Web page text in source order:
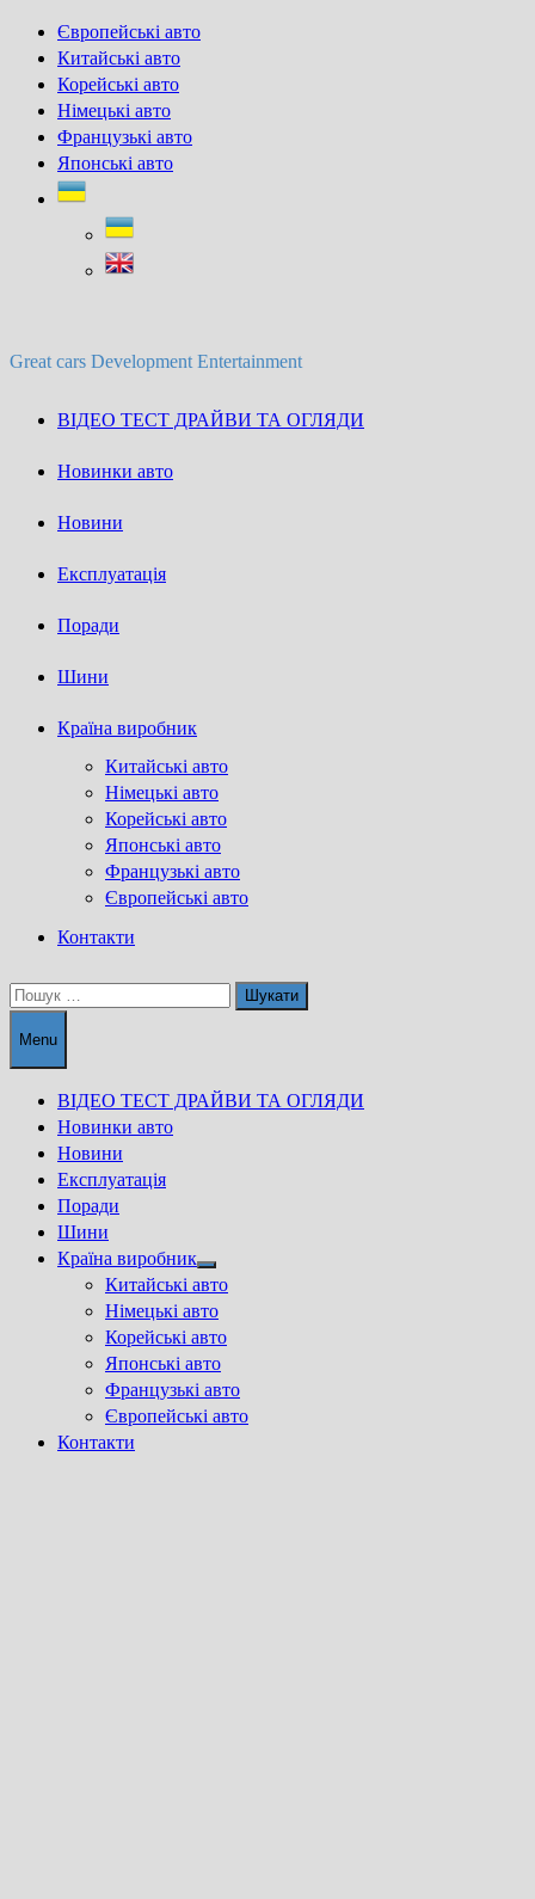
Skip
content
Європейські авто
Китайські авто
Корейські авто
Німецькі авто
Французькі авто
Японські авто
Great cars Development Entertainment
ВІДЕО ТЕСТ ДРАЙВИ ТА ОГЛЯДИ
Новинки авто
Новини
Експлуатація
Поради
Шини
Країна виробник
Китайські авто
Німецькі авто
Корейські авто
Японські авто
Французькі авто
Європейські авто
Контакти
Пошук:
Menu
ВІДЕО ТЕСТ ДРАЙВИ ТА ОГЛЯДИ
Новинки авто
Новини
Експлуатація
Поради
Шини
Країна виробник
Show
sub
menu
Китайські авто
Німецькі авто
Корейські авто
Японські авто
Французькі авто
Європейські авто
Контакти